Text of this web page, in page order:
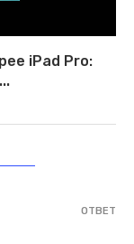
iPad Pro:
ОТВЕТ